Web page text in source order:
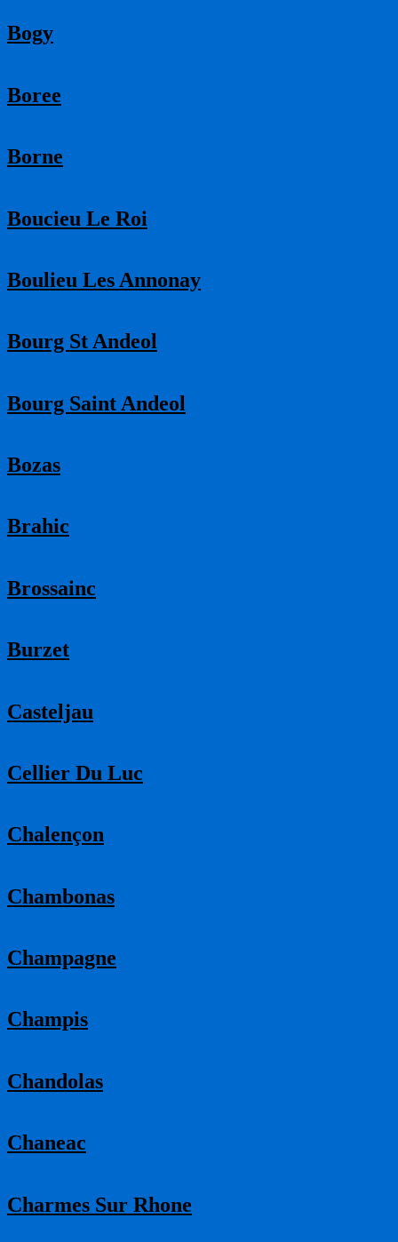
Bogy
Boree
Borne
Boucieu Le Roi
Boulieu Les Annonay
Bourg St Andeol
Bourg Saint Andeol
Bozas
Brahic
Brossainc
Burzet
Casteljau
Cellier Du Luc
Chalençon
Chambonas
Champagne
Champis
Chandolas
Chaneac
Charmes Sur Rhone